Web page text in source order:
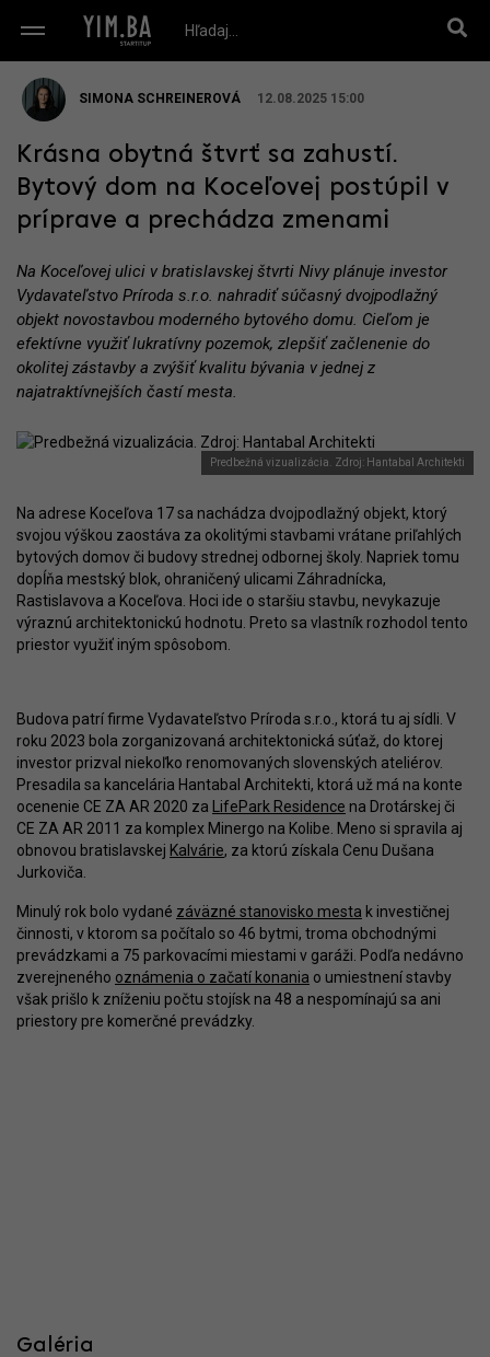
SIMONA SCHREINEROVÁ 12.08.2025 15:00
Krásna obytná štvrť sa zahustí.
Bytový dom na Koceľovej postúpil v
príprave a prechádza zmenami
Na Koceľovej ulici v bratislavskej štvrti Nivy plánuje investor
Vydavateľstvo Príroda s.r.o. nahradiť súčasný dvojpodlažný
objekt novostavbou moderného bytového domu. Cieľom je
efektívne využiť lukratívny pozemok, zlepšiť začlenenie do
okolitej zástavby a zvýšiť kvalitu bývania v jednej z
najatraktívnejších častí mesta.
Predbežná vizualizácia. Zdroj: Hantabal Architekti
Na adrese Koceľova 17 sa nachádza dvojpodlažný objekt, ktorý
svojou výškou zaostáva za okolitými stavbami vrátane priľahlých
bytových domov či budovy strednej odbornej školy. Napriek tomu
dopĺňa mestský blok, ohraničený ulicami Záhradnícka,
Rastislavova a Koceľova. Hoci ide o staršiu stavbu, nevykazuje
výraznú architektonickú hodnotu. Preto sa vlastník rozhodol tento
priestor využiť iným spôsobom.
Budova patrí firme Vydavateľstvo Príroda s.r.o., ktorá tu aj sídli. V
roku 2023 bola zorganizovaná architektonická súťaž, do ktorej
investor prizval niekoľko renomovaných slovenských ateliérov.
Presadila sa kancelária Hantabal Architekti, ktorá už má na konte
ocenenie CE ZA AR 2020 za
LifePark Residence na Drotárskej či
CE ZA AR 2011 za komplex Minergo na Kolibe. Meno si spravila aj
obnovou bratislavskej Kalvárie, za ktorú získala Cenu Dušana
Jurkoviča.
Minulý rok bolo vydané záväzné stanovisko mesta k investičnej
činnosti, v ktorom sa počítalo so 46 bytmi, troma obchodnými
prevádzkami a 75 parkovacími miestami v garáži. Podľa nedávno
zverejneného oznámenia o začatí konania o umiestnení stavby
však prišlo k zníženiu počtu stojísk na 48 a nespomínajú sa ani
priestory pre komerčné prevádzky.
Galéria